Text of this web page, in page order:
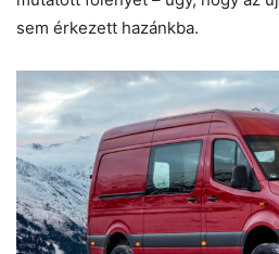
sem érkezett hazánkba.